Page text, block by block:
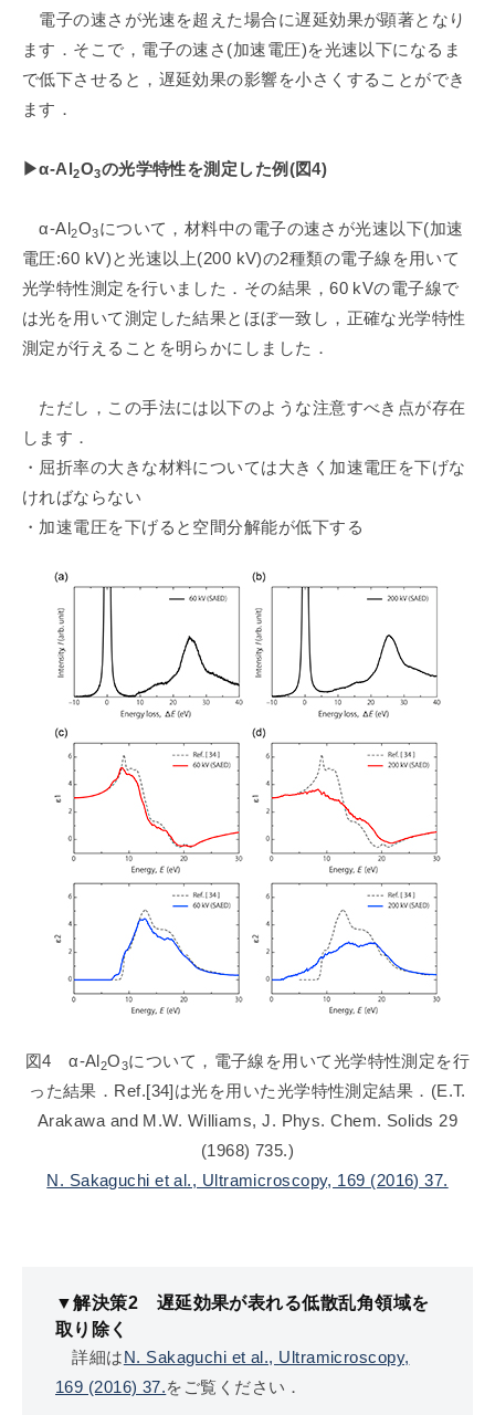
電子の速さが光速を超えた場合に遅延効果が顕著となり
ます．そこで，電子の速さ(加速電圧)を光速以下になるま
で低下させると，遅延効果の影響を小さくすることができ
ます．
▶︎α-Al2O3の光学特性を測定した例(図4)
α-Al2O3について，材料中の電子の速さが光速以下(加速
電圧:60 kV)と光速以上(200 kV)の2種類の電子線を用いて
光学特性測定を行いました．その結果，60 kVの電子線で
は光を用いて測定した結果とほぼ一致し，正確な光学特性
測定が行えることを明らかにしました．
ただし，この手法には以下のような注意すべき点が存在
します．
・屈折率の大きな材料については大きく加速電圧を下げな
ければならない
・加速電圧を下げると空間分解能が低下する
図4 α-Al2O3について，電子線を用いて光学特性測定を行
った結果．Ref.[34]は光を用いた光学特性測定結果．(E.T.
Arakawa and M.W. Williams, J. Phys. Chem. Solids 29
(1968) 735.)
N. Sakaguchi et al., Ultramicroscopy, 169 (2016) 37.
▼解決策2 遅延効果が表れる低散乱角領域を
取り除く
詳細はN. Sakaguchi et al., Ultramicroscopy,
169 (2016) 37.をご覧ください．